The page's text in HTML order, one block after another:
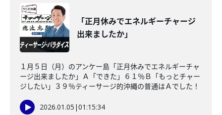
「正月休みでエネルギーチャージ
出来ましたか」
１月５日（月）のアンケー島「正月休みでエネルギーチャ
ージ出来ましたか」Ａ「できた」６１％Ｂ「もっとチャー
ジしたい」３９％ティーサージ的沖縄の普通はＡでした！
2026.01.05 |01:15:34